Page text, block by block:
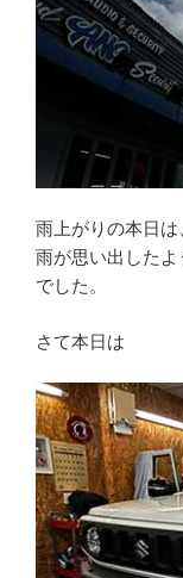
雨上がりの本日は
雨が思い出した
でした。
さて本日は